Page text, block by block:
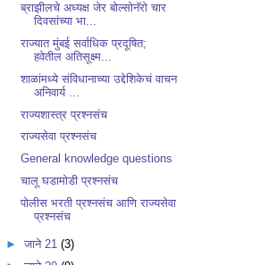
ब्राझीलचे अध्यक्ष जेर बोल्सोनॅरो चार
दिवसांच्या भा...
राज्यात मुंबई सर्वाधिक प्रदूषित;
हवेतील अतिसूक्ष्म...
शाळांमध्ये संविधानाच्या उद्देशिकेचं वाचन
अनिवार्य ...
राज्यशास्त्र प्रश्नसंच
राज्यसेवा प्रश्नसंच
General knowledge questions
चालू घडामोडी प्रश्नसंच
पोलीस भरती प्रश्नसंच आणि राज्यसेवा
प्रश्नसंच
►जाने 21(3)